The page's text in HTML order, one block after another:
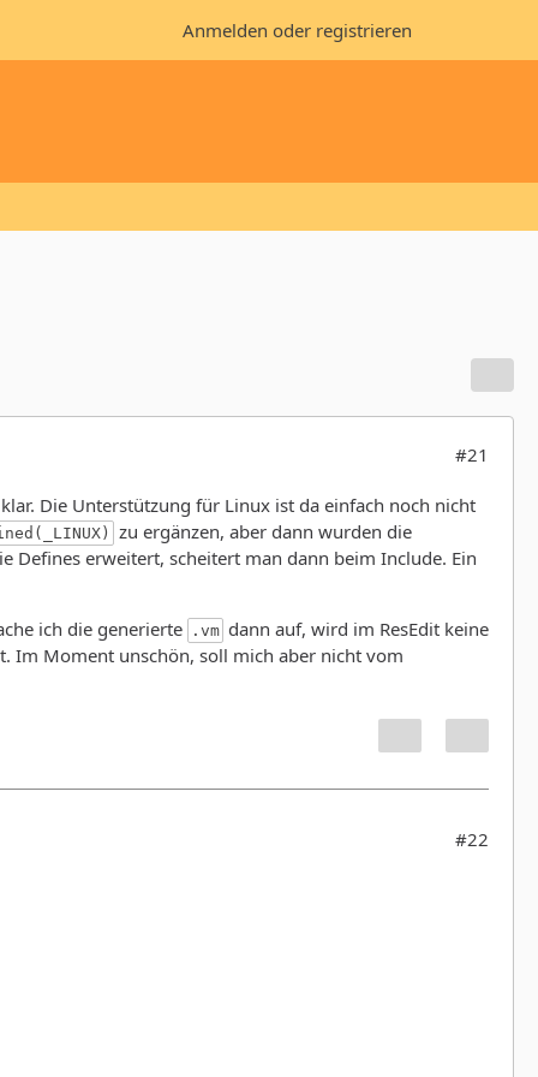
Anmelden oder registrieren
#21
Die Unterstützung für Linux ist da einfach noch nicht
zu ergänzen, aber dann wurden die
Defines erweitert, scheitert man dann beim Include. Ein
ich die generierte .vm dann auf, wird im ResEdit keine
Im Moment unschön, soll mich aber nicht vom
#22